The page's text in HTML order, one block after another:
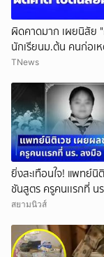
ผิดคาดมาก เผยนิสัย
นักเรียนม.ต้น คนก่อเ
หา
TNews
ยิ่งสะเทือนใจ! แพทย์นิ
ชันสูตร ครูคนเเรกที่ น
สยามนิวส์